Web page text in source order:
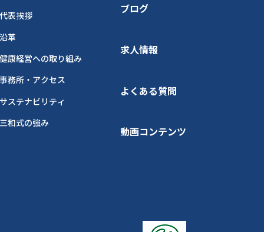
代表挨拶
沿革
健康経営への取り組み
事務所・アクセス
サステナビリティ
三和式の強み
ブログ
求人情報
よくある質問
動画コンテンツ